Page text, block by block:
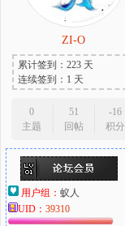
ZI-O
累计签到：223 天
连续签到：1 天
0
主题
51
回帖
-16
积分
用户组： 蚁人
UID： 39310